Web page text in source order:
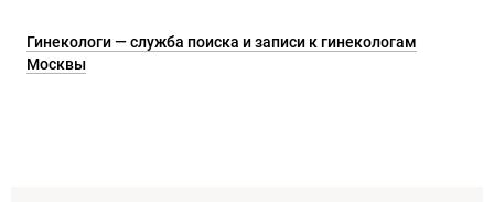
Гинекологи — служба поиска и записи к гинекологам
Москвы